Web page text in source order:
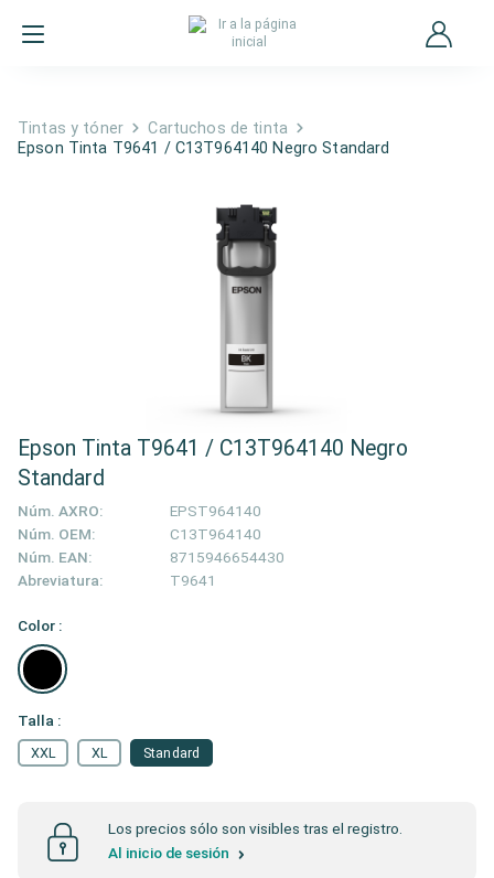
Tintas y tóner
Cartuchos de tinta
Epson Tinta T9641 / C13T964140 Negro Standard
Epson Tinta T9641 / C13T964140 Negro
Standard
Núm. AXRO:
EPST964140
Núm. OEM:
C13T964140
Núm. EAN:
8715946654430
Abreviatura:
T9641
Color :
Talla :
XXL XL Standard
Los precios sólo son visibles tras el registro.
Al inicio de sesión